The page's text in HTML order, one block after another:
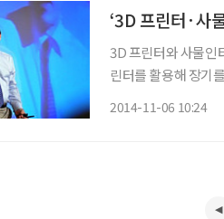
‘3D 프린터·사
3D 프린터와 사물인
린터를 활용해 장기
2014-11-06 10:24